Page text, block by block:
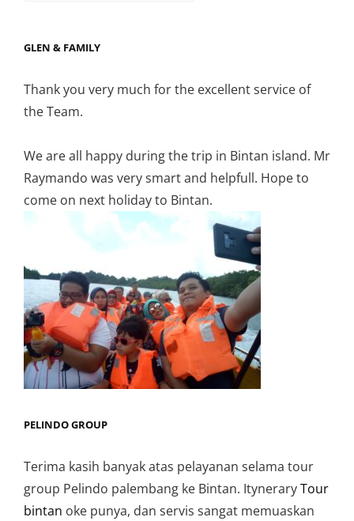
GLEN & FAMILY
Thank you very much for the excellent service of
the Team.
We are all happy during the trip in Bintan island. Mr
Raymando was very smart and helpfull. Hope to
come on next holiday to Bintan.
PELINDO GROUP
Terima kasih banyak atas pelayanan selama tour
group Pelindo palembang ke Bintan. ItyneraryTour
bintan oke punya, dan servis sangat memuaskan